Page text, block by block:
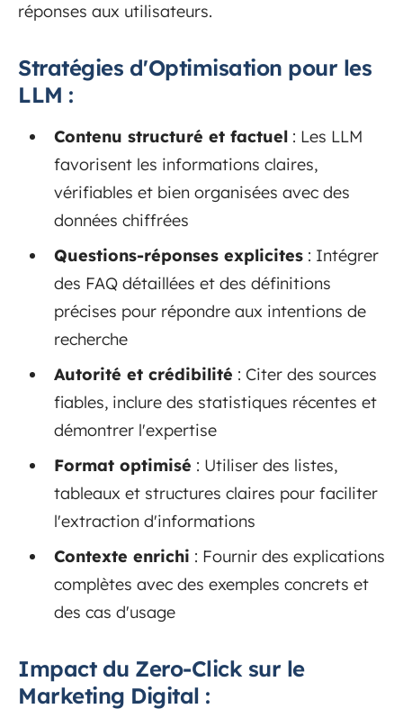
réponses aux utilisateurs.
Stratégies d'Optimisation pour les
LLM :
Contenu structuré et factuel : Les LLM
favorisent les informations claires,
vérifiables et bien organisées avec des
données chiffrées
Questions-réponses explicites : Intégrer
des FAQ détaillées et des définitions
précises pour répondre aux intentions de
recherche
Autorité et crédibilité : Citer des sources
fiables, inclure des statistiques récentes et
démontrer l'expertise
Format optimisé : Utiliser des listes,
tableaux et structures claires pour faciliter
l'extraction d'informations
Contexte enrichi : Fournir des explications
complètes avec des exemples concrets et
des cas d'usage
Impact du Zero-Click sur le
Marketing Digital :